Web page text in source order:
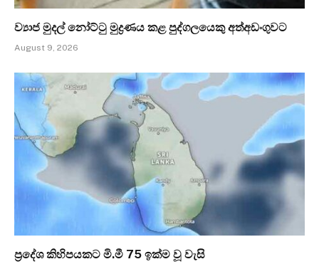
ව්‍යාජ මුදල් නෝට්ටු මුද්‍රණය කළ පුද්ගලයෙකු අත්අඩංගුවට
August 9, 2026
ප්‍රදේශ කිහිපයකට මි.මී 75 ඉක්ම වූ වැසි